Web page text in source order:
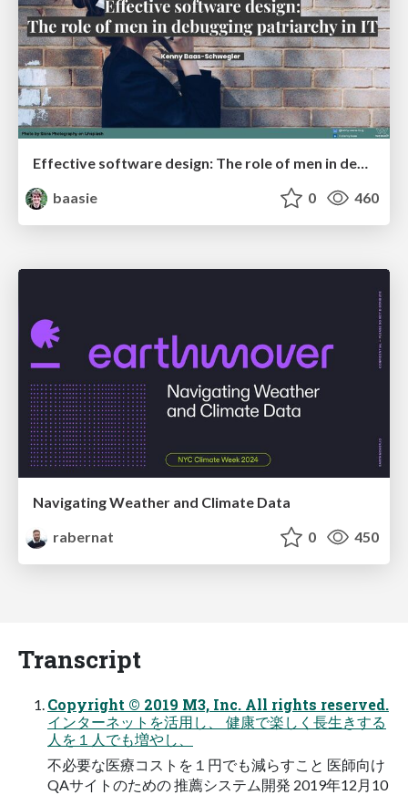
Effective software design: The role of men in debugging patriarchy in IT @ Voxxed Days AMS
baasie
0 460
Navigating Weather and Climate Data
rabernat
0 450
Transcript
Copyright © 2019 M3, Inc. All rights reserved.
インターネットを活用し、 健康で楽しく長生きする
人を１人でも増やし、
不必要な医療コストを１円でも減らすこと 医師向け
QAサイトのための 推薦システム開発 2019年12月10